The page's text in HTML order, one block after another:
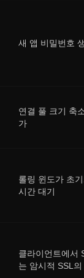
새 앱 비밀번호
연결 풀 크기 축
가
롤링 윈도가 초
시간 대기
클라이언트에서
는 암시적 SSL